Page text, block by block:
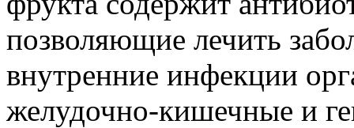
позволяющие лечить
внутренние инфекции
желудочно-кишечные и